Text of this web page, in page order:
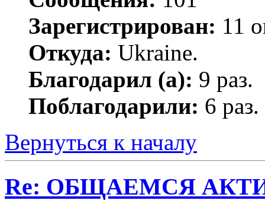
Зарегистрирован: 11
Откуда: Ukraine.
Благодарил (а): 9 раз.
Поблагодарили: 6 раз.
Вернуться к началу
Re: ОБЩАЕМСЯ